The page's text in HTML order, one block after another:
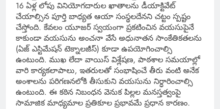
16 ఏళ్ల లోపు వినియోగదారుల ఖాతాలను డీయాక్టివేట్
చేయాల్సిన పూర్తి బాధ్యత ఆయా సంస్థలదేనని చట్టం స్పష్టం
చేస్తోంది. కేవలం యూజర్ స్వయంగా ప్రకటించిన వయసుపైనే
కాకుండా వయసును అంచనా వేసే అధునాతన సాంకేతికతలను
(ఏజ్ ఎస్టిమేషన్ టెక్నాలజీస్) కూడా ఉపయోగించాల్సి
ఉంటుంది. ముఖ లేదా వాయిస్ విశ్లేషణ, పాఠశాల సమయాల్లో
వారి కార్యకలాపాలు, ఇతరులతో సంభాషించే తీరు వంటి అనేక
అంశాలను పరిగణనలోకి తీసుకుని వయసును నిర్ధారించాల్సి
ఉంటుంది. ఈ కఠిన నిబంధన వెనుక పిల్లల మనస్తత్వంపై
సామాజిక మాధ్యమాల ప్రతికూల ప్రభావమే ప్రధాన కారణం.